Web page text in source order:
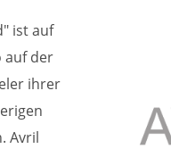
ist auf
auf der
ihrer
Avril